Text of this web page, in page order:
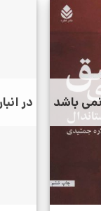
باشد در